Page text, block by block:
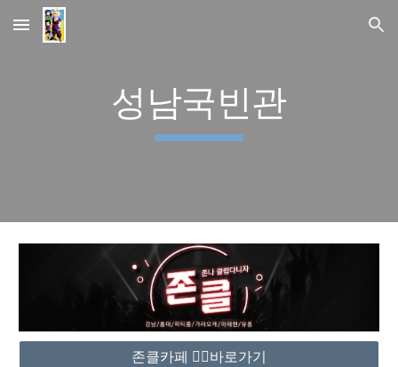
Skip to main content Skip to navigation
성남국빈관
존클카페 ❤️‍🔥바로가기